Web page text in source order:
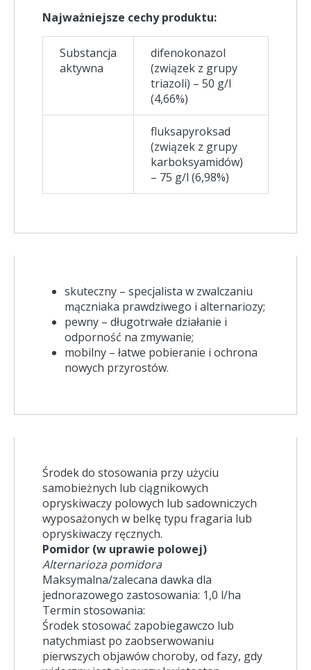
Najważniejsze cechy produktu:
Substancja
aktywna
difenokonazol
(związek z grupy
triazoli) – 50 g/l
(4,66%)
fluksapyroksad
(związek z grupy
karboksyamidów)
– 75 g/l (6,98%)
skuteczny – specjalista w zwalczaniu
mączniaka prawdziwego i alternariozy;
pewny – długotrwałe działanie i
odporność na zmywanie;
mobilny – łatwe pobieranie i ochrona
nowych przyrostów.
Środek do stosowania przy użyciu
samobieżnych lub ciągnikowych
opryskiwaczy polowych lub sadowniczych
wyposażonych w belkę typu fragaria lub
opryskiwaczy ręcznych.
Pomidor (w uprawie polowej)
Alternarioza pomidora
Maksymalna/zalecana dawka dla
jednorazowego zastosowania: 1,0 l/ha
Termin stosowania:
Środek stosować zapobiegawczo lub
natychmiast po zaobserwowaniu
pierwszych objawów choroby, od fazy, gdy